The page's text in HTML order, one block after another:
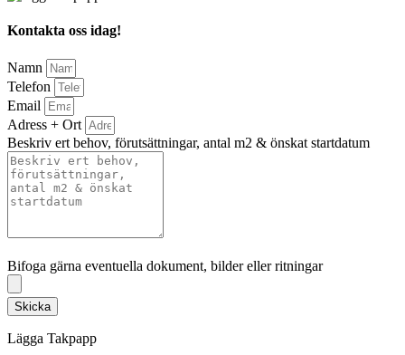
Kontakta oss idag!
Namn
Telefon
Email
Adress + Ort
Beskriv ert behov, förutsättningar, antal m2 & önskat startdatum
Bifoga gärna eventuella dokument, bilder eller ritningar
Skicka
Lägga Takpapp